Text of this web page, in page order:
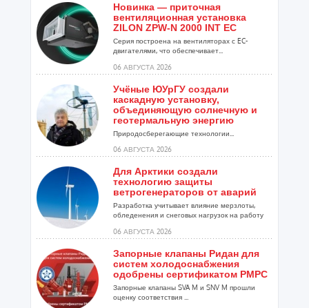
Новинка — приточная
вентиляционная установка
ZILON ZPW-N 2000 INT EC
Серия построена на вентиляторах с EC-
двигателями, что обеспечивает...
06 АВГУСТА 2026
Учёные ЮУрГУ создали
каскадную установку,
объединяющую солнечную и
геотермальную энергию
Природосберегающие технологии...
06 АВГУСТА 2026
Для Арктики создали
технологию защиты
ветрогенераторов от аварий
Разработка учитывает влияние мерзлоты,
обледенения и снеговых нагрузок на работу
06 АВГУСТА 2026
Запорные клапаны Ридан для
систем холодоснабжения
одобрены сертификатом РМРС
Запорные клапаны SVA M и SNV M прошли
оценку соответствия ...